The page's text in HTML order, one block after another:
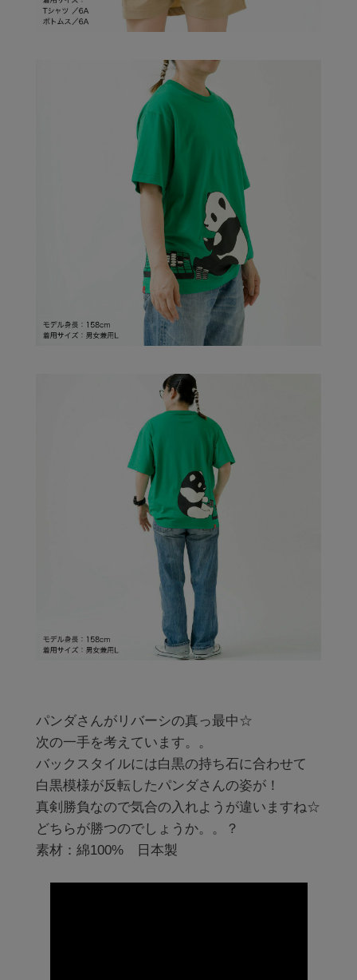
パンダさんがリバーシの真っ最中☆
次の一手を考えています。。
バックスタイルには白黒の持ち石に合わせて
白黒模様が反転したパンダさんの姿が！
真剣勝負なので気合の入れようが違いますね☆
どちらが勝つのでしょうか。。？
素材：綿100%　日本製